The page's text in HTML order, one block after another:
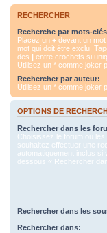
RECHERCHER
Recherche par mots-
Placez un + devant un
mot qui doit être exclu.
des | entre crochets si
Utilisez un * comme joker
Rechercher par auteur:
Utilisez un * comme joker
OPTIONS DE
Rechercher dans les
Choisissez le forum ou
souhaitez effectuer une
automatiquement inclus
dessous « Rechercher
Rechercher dans les
Rechercher dans: